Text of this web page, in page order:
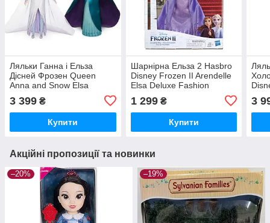
Ляльки Ганна і Ельза
Дісней Фрозен Queen
Anna and Snow Elsa
3 399 ₴
Купити
Шарнірна Ельза 2 Hasbro
Disney Frozen II Arendelle
Elsa Deluxe Fashion
1 299₴
Купити
3
Акційні пропозиції та новинки
–20% –19%